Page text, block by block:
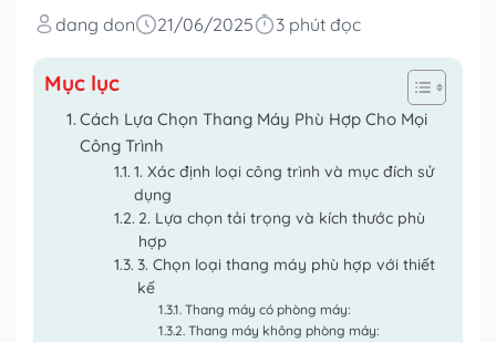
dang don 21/06/2025 3 phút đọc
Mục lục
Cách Lựa Chọn Thang Máy Phù Hợp Cho Mọi
Công Trình
1. Xác định loại công trình và mục đích sử
dụng
2. Lựa chọn tải trọng và kích thước phù
hợp
3. Chọn loại thang máy phù hợp với thiết
kế
Thang máy có phòng máy:
Thang máy không phòng máy: